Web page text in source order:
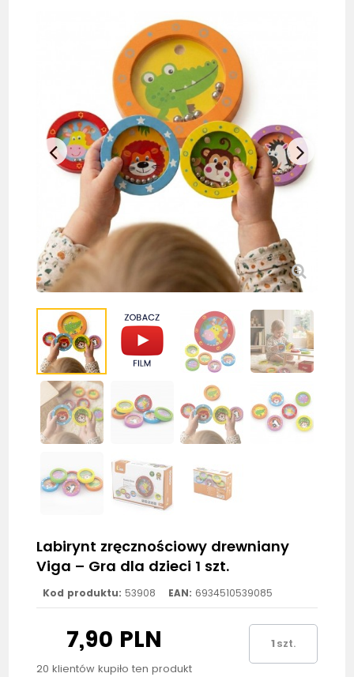
Labirynt zręcznościowy drewniany
Viga – Gra dla dzieci 1 szt.
Kod produktu: 53908 EAN: 6934510539085
7,90 PLN
20 klientów kupiło ten produkt
szt.